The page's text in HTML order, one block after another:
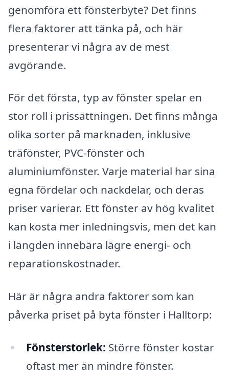
genomföra ett fönsterbyte? Det finns
flera faktorer att tänka på, och här
presenterar vi några av de mest
avgörande.
För det första, typ av fönster spelar en
stor roll i prissättningen. Det finns många
olika sorter på marknaden, inklusive
träfönster, PVC-fönster och
aluminiumfönster. Varje material har sina
egna fördelar och nackdelar, och deras
priser varierar. Ett fönster av hög kvalitet
kan kosta mer inledningsvis, men det kan
i längden innebära lägre energi- och
reparationskostnader.
Här är några andra faktorer som kan
påverka priset på byta fönster i Halltorp:
Fönsterstorlek: Större fönster kostar
oftast mer än mindre fönster.